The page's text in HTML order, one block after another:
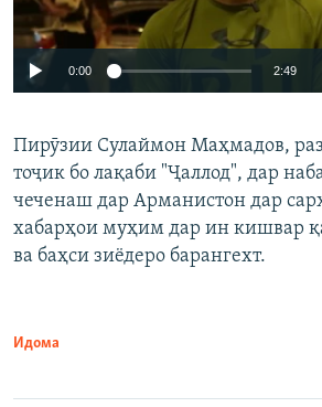
Auto 240p 360p
720p 1080p
0:00 2:49
Пирӯзии Сулаймон Маҳмадов,
тоҷик бо лақаби "Ҷаллод", дар
чеченаш дар Арманистон дар
хабарҳои муҳим дар ин кишвар
ва баҳси зиёдеро барангехт.
Идома